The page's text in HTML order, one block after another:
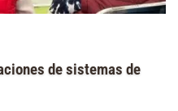
de sistemas de